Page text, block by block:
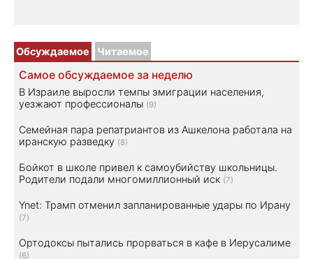
Обсуждаемое Читаемое
Самое обсуждаемое за неделю
В Израиле выросли темпы эмиграции населения,
уезжают профессионалы (9)
Семейная пара репатриантов из Ашкелона работала на
иранскую разведку (8)
Бойкот в школе привел к самоубийству школьницы.
Родители подали многомиллионный иск (7)
Ynet: Трамп отменил запланированные удары по Ирану
(7)
Ортодоксы пытались прорваться в кафе в Иерусалиме
(6)